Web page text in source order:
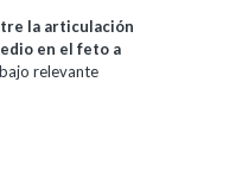
la articulación
en el feto a
relevante